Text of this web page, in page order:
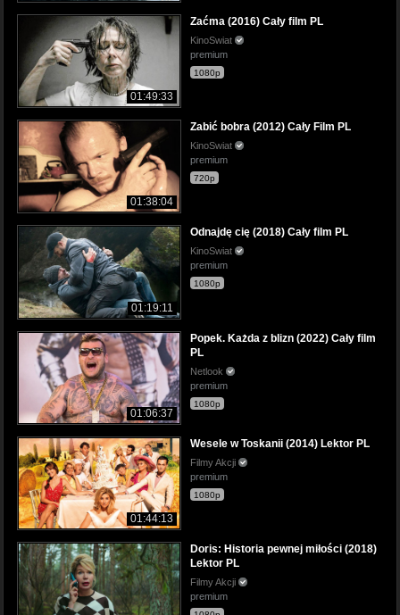
01:49:33
Zaćma (2016) Cały film PL
KinoSwiat
premium
1080p
01:38:04
Zabić bobra (2012) Cały Film PL
KinoSwiat
premium
720p
01:19:11
Odnajdę cię (2018) Cały film PL
KinoSwiat
premium
1080p
01:06:37
Popek. Każda z blizn (2022) Cały film
PL
Netlook
premium
1080p
01:44:13
Wesele w Toskanii (2014) Lektor PL
Filmy Akcji
premium
1080p
Doris: Historia pewnej miłości (2018)
Lektor PL
Filmy Akcji
premium